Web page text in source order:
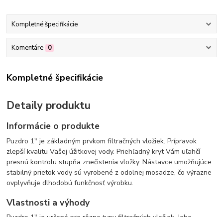
Kompletné špecifikácie
Komentáre 0
Kompletné špecifikácie
Detaily produktu
Informácie o produkte
Puzdro 1" je základným prvkom filtračných vložiek. Prípravok
zlepší kvalitu Vašej úžitkovej vody. Priehľadný kryt Vám uľahčí
presnú kontrolu stupňa znečistenia vložky. Nástavce umožňujúce
stabilný prietok vody sú vyrobené z odolnej mosadze, čo výrazne
ovplyvňuje dlhodobú funkčnosť výrobku.
Vlastnosti a výhody